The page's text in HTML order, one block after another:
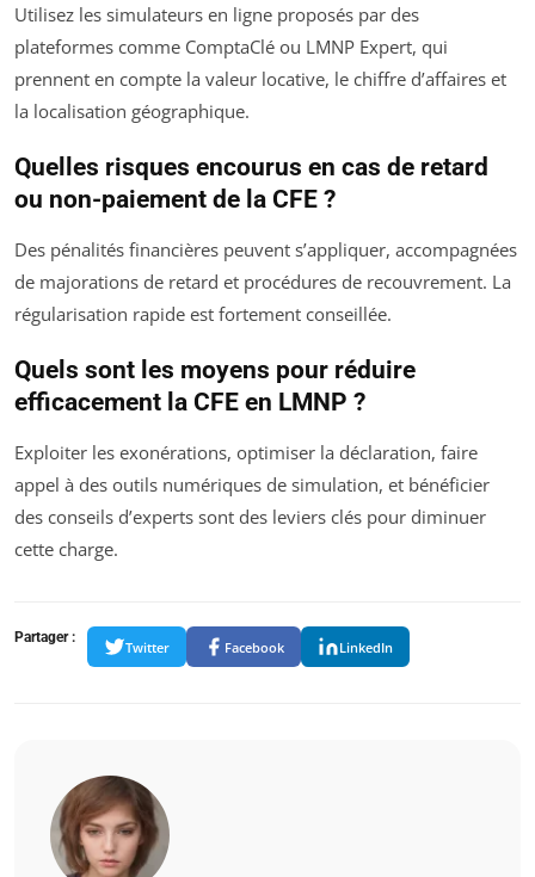
Utilisez les simulateurs en ligne proposés par des
plateformes comme ComptaClé ou LMNP Expert, qui
prennent en compte la valeur locative, le chiffre d’affaires et
la localisation géographique.
Quelles risques encourus en cas de retard
ou non-paiement de la CFE ?
Des pénalités financières peuvent s’appliquer, accompagnées
de majorations de retard et procédures de recouvrement. La
régularisation rapide est fortement conseillée.
Quels sont les moyens pour réduire
efficacement la CFE en LMNP ?
Exploiter les exonérations, optimiser la déclaration, faire
appel à des outils numériques de simulation, et bénéficier
des conseils d’experts sont des leviers clés pour diminuer
cette charge.
Partager :
Twitter Facebook LinkedIn